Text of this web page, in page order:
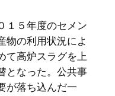
１５年度のセメン
物の利用状況によ
て高炉スラグを上
となった。公共事
が落ち込んだ一